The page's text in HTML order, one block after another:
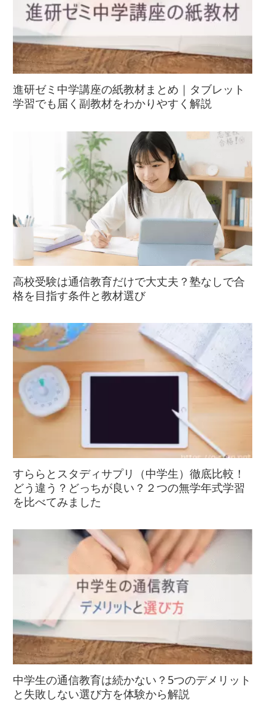
進研ゼミ中学講座の紙教材まとめ｜タブレット
学習でも届く副教材をわかりやすく解説
高校受験は通信教育だけで大丈夫？塾なしで合
格を目指す条件と教材選び
すららとスタディサプリ（中学生）徹底比較！
どう違う？どっちが良い？２つの無学年式学習
を比べてみました
中学生の通信教育は続かない？5つのデメリット
と失敗しない選び方を体験から解説